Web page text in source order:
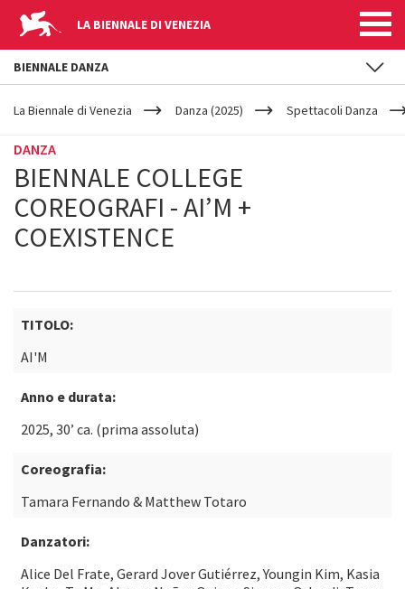
LA BIENNALE DI VENEZIA
YOUR
ARE
La Biennale di Venezia Danza (2025) Spettacoli Danza
DANZA
BIENNALE COLLEGE
COREOGRAFI - AI’M +
COEXISTENCE
TITOLO:
AI'M
Anno e durata:
2025, 30’ ca. (prima assoluta)
Coreografia:
Tamara Fernando & Matthew Totaro
Danzatori:
Alice Del Frate, Gerard Jover Gutiérrez, Youngin Kim, Kasia
BIENNALE DANZA